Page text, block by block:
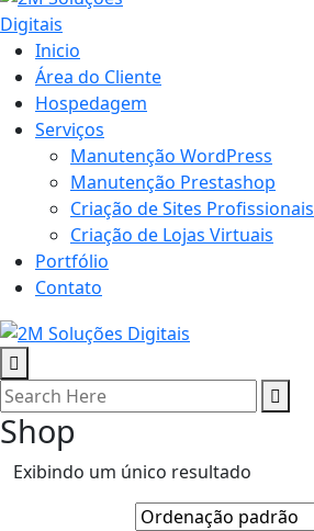
Inicio
Área do Cliente
Hospedagem
Serviços
Manutenção WordPress
Manutenção Prestashop
Criação de Sites Profissionais
Criação de Lojas Virtuais
Portfólio
Contato
Shop
Exibindo um único resultado